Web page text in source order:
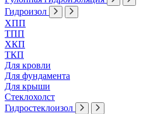
Гидроизол
ХПП
ТПП
ХКП
ТКП
Для кровли
Для фундамента
Для крыши
Стеклохолст
Гидростеклоизол